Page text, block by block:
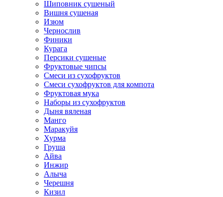
Шиповник сушеный
Вишня сушеная
Изюм
Чернослив
Финики
Курага
Персики сушеные
Фруктовые чипсы
Смеси из сухофруктов
Смеси сухофруктов для компота
Фруктовая мука
Наборы из сухофруктов
Дыня вяленая
Манго
Маракуйя
Хурма
Груша
Айва
Инжир
Алыча
Черешня
Кизил